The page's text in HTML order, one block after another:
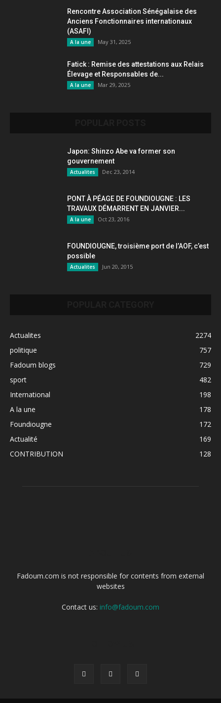
Rencontre Association Sénégalaise des
Anciens Fonctionnaires internationaux
(ASAFI)
A la une May 31, 2025
Fatick : Remise des attestations aux Relais
Élevage et Responsables de...
A la une Mar 29, 2025
Japon: Shinzo Abe va former son
gouvernement
Actualites Dec 23, 2014
PONT À PÉAGE DE FOUNDIOUGNE : LES
TRAVAUX DÉMARRENT EN JANVIER...
A la une Oct 23, 2016
FOUNDIOUGNE, troisième port de l’AOF, c’est
possible
Actualites Jun 20, 2015
Actualites
2274
politique
757
Fadoum blogs
729
sport
482
International
198
A la une
178
Foundiougne
172
Actualité
169
CONTRIBUTION
128
Fadoum.com is not responsible for contents from external
websites
Contact us: info@fadoum.com